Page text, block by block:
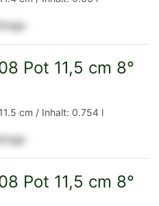
Pot 11,5 cm 8°
cm / Inhalt: 0.754 l
Pot 11,5 cm 8°